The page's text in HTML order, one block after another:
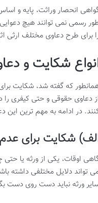
انحصار وراثت، پایه و
رسمی نمی توانند هیچ
برای طرح دعاوی مختلف ارثی
شکایت و
که گفته شد، شکایت
دعاوی حقوقی و حتی کیفری را
در ادامه به مهم ترین این
شکایت برای
اوقات، یکی از ورثه یا حتی
تواند دلایل مختلفی داشته
ورثه نباید دست روی دست